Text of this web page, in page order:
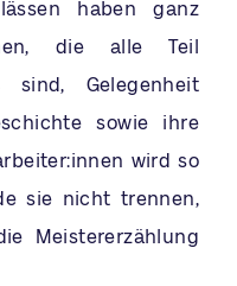
haben ganz
die alle Teil
sind, Gelegenheit
sowie ihre
wird so
sie nicht trennen,
Meistererzählung